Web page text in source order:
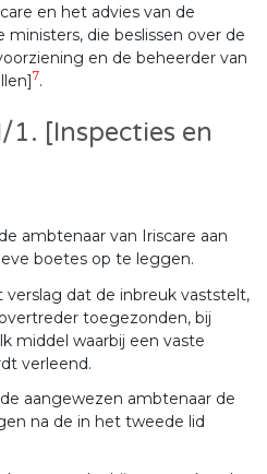
en het advies van de
ministers, die beslissen over de
en de beheerder van
7.
1. [Inspecties en
ambtenaar van Iriscare aan
boetes op te leggen.
verslag dat de inbreuk vaststelt,
toegezonden, bij
middel waarbij een vaste
verleend.
aangewezen ambtenaar de
na de in het tweede lid